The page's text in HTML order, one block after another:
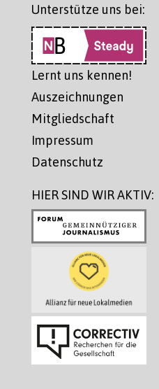
Unterstütze uns bei:
Lernt uns kennen!
Auszeichnungen
Mitgliedschaft
Impressum
Datenschutz
HIER SIND WIR AKTIV: